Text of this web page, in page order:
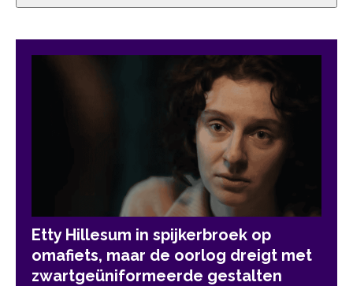
Etty Hillesum in spijkerbroek op
omafiets, maar de oorlog dreigt met
zwartgeüniformeerde gestalten